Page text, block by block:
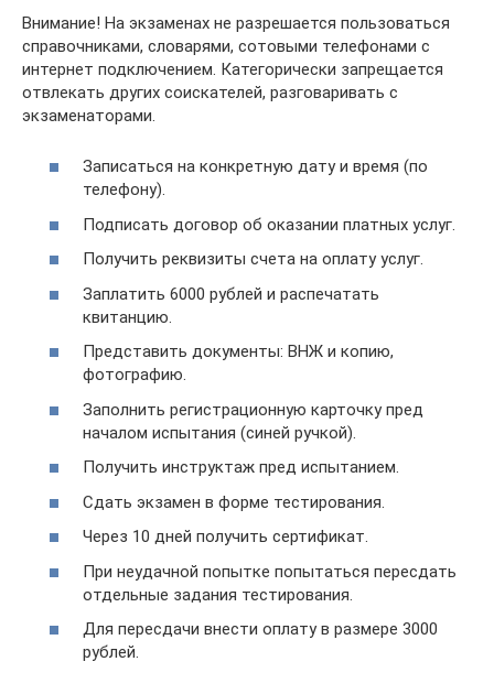
Внимание! На экзаменах не разрешается пользоваться
справочниками, словарями, сотовыми телефонами с
интернет подключением. Категорически запрещается
отвлекать других соискателей, разговаривать с
экзаменаторами.
Записаться на конкретную дату и время (по
телефону).
Подписать договор об оказании платных услуг.
Получить реквизиты счета на оплату услуг.
Заплатить 6000 рублей и распечатать
квитанцию.
Представить документы: ВНЖ и копию,
фотографию.
Заполнить регистрационную карточку пред
началом испытания (синей ручкой).
Получить инструктаж пред испытанием.
Сдать экзамен в форме тестирования.
Через 10 дней получить сертификат.
При неудачной попытке попытаться пересдать
отдельные задания тестирования.
Для пересдачи внести оплату в размере 3000
рублей.